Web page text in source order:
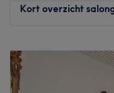
Kort overzicht